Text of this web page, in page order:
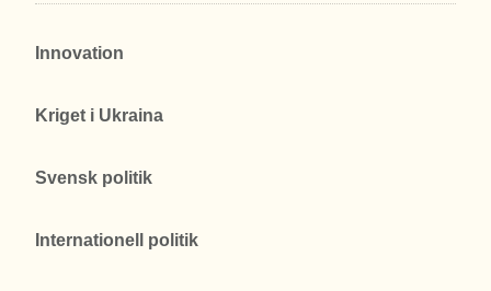
Innovation
Kriget i Ukraina
Svensk politik
Internationell politik